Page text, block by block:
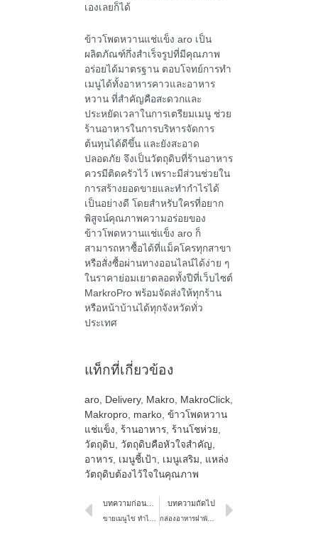
เองเลยก็ได้
ข้าวโพดหวานแช่แข็ง aro เป็น
ผลิตภัณฑ์กึ่งสำเร็จรูปที่มีคุณภาพ
อร่อยได้มาตรฐาน ตอบโจทย์การทำ
เมนูได้ทั้งอาหารคาวและอาหาร
หวาน ที่สำคัญคือสะดวกและ
ประหยัดเวลาในการเตรียมเมนู ช่วย
ร้านอาหารในการบริหารจัดการ
ต้นทุนได้ดีขึ้น และยังสะอาด
ปลอดภัย จึงเป็นวัตถุดิบที่ร้านอาหาร
ควรมีติดครัวไว้ เพราะมีส่วนช่วยใน
การสร้างยอดขายและทำกำไรได้
เป็นอย่างดี โดยสำหรับใครที่อยาก
พิสูจน์คุณภาพความอร่อยของ
ข้าวโพดหวานแช่แข็ง aro ก็
สามารถหาซื้อได้ที่แม็คโครทุกสาขา
หรือสั่งซื้อผ่านทางออนไลน์ได้ง่าย ๆ
ในราคาย่อมเยาตลอดทั้งปีที่เว็บไซต์
MarkroPro พร้อมจัดส่งให้ทุกร้าน
หรือหน้าบ้านได้ทุกจังหวัดทั่ว
ประเทศ
แท็กที่เกี่ยวข้อง
aro, Delivery, Makro, MakroClick,
Makropro, marko, ข้าวโพดหวาน
แช่แข็ง, ร้านอาหาร, ร้านโชห่วย,
วัตถุดิบ, วัตถุดิบคือหัวใจสำคัญ,
อาหาร, เมนูชี้เป้า, เมนูเสริม, แหล่ง
วัตถุดิบต้องไว้ใจในคุณภาพ
บทความก่อนหน้า
ขายเมนูไข่ ทำไมควรใช้ไข่ไก่ aro
บทความถัดไป
กล่องอาหารฝาพับ aro ช่วยให้ร้านอาหารกำไรเติบโตได้มากกว่าที่คิด